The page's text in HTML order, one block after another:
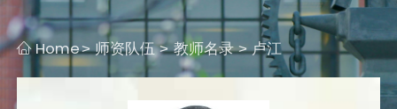
Home> 师资队伍> 教师名录> 卢江